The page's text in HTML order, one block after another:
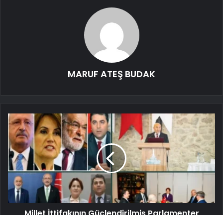
MARUF ATEŞ BUDAK